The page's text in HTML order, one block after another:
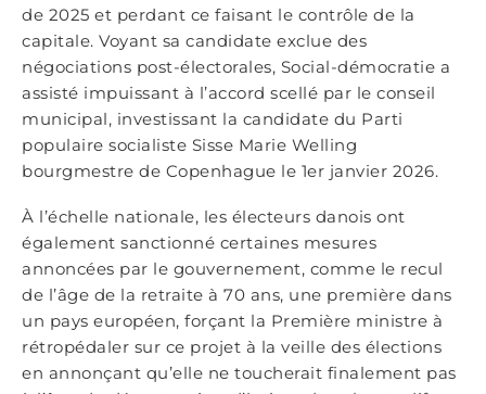
de 2025 et perdant ce faisant le contrôle de la
capitale. Voyant sa candidate exclue des
négociations post-électorales, Social-démocratie a
assisté impuissant à l’accord scellé par le conseil
municipal, investissant la candidate du Parti
populaire socialiste Sisse Marie Welling
bourgmestre de Copenhague le 1er janvier 2026.
À l’échelle nationale, les électeurs danois ont
également sanctionné certaines mesures
annoncées par le gouvernement, comme le recul
de l’âge de la retraite à 70 ans, une première dans
un pays européen, forçant la Première ministre à
rétropédaler sur ce projet à la veille des élections
en annonçant qu’elle ne toucherait finalement pas